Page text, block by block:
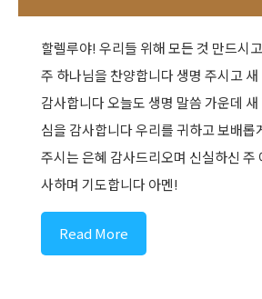
할렐루야! 우리들 위해 모든 것 만드시
주 하나님을 찬양합니다 생명 주시고 새
감사합니다 오늘도 생명 말씀 가운데
심을 감사합니다 우리를 귀하고 보배롭
주시는 은혜 감사드리오며 신실하신 주
사하며 기도합니다 아멘!
Read More